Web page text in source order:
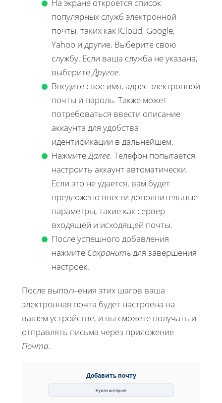
На экране откроется список
популярных служб электронной
почты, таких как iCloud, Google,
Yahoo и другие. Выберите свою
службу. Если ваша служба не указана,
выберитеДругое.
Введите свое имя, адрес электронной
почты и пароль. Также может
потребоваться ввести описание
аккаунта для удобства
идентификации в дальнейшем.
НажмитеДалее. Телефон попытается
настроить аккаунт автоматически.
Если это не удается, вам будет
предложено ввести дополнительные
параметры, такие как сервер
входящей и исходящей почты.
После успешного добавления
нажмите Сохранитьдля завершения
настроек.
После выполнения этих шагов ваша
электронная почта будет настроена на
вашем устройстве, и вы сможете получать и
отправлять письма через приложение
Почта.
Добавить почту
Нужен интернет